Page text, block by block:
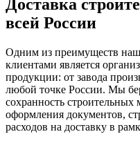
Доставка
всей России
Одним из преимуществ
клиентами является
продукции: от завода
любой точке России. Мы
сохранность строительных
оформления документов,
расходов на доставку в